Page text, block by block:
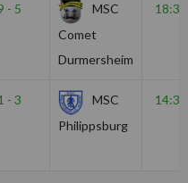
- 5
MSC
Comet
Durmersheim
18:30
- 3
MSC
Philippsburg
14:30